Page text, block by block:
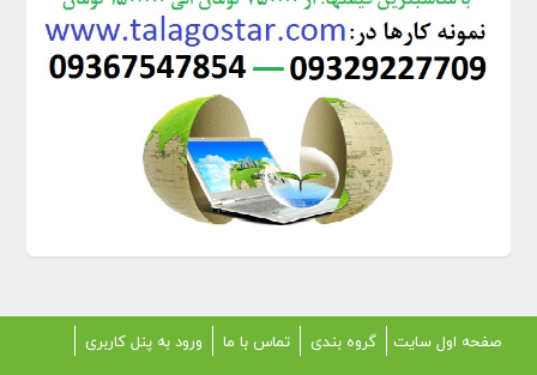
صفحه اول سایت گروه بندی تماس با ما
ورود به پنل کاربری